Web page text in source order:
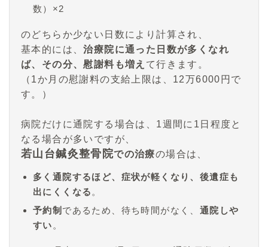
数）×2
のどちらか少ない日数により計算され、
基本的には、治療院に通った日数が多くなれ
ば、その分、慰謝料も増え て行きます。
（1か月の慰謝料の支給上限は、12万6000円で
す。）
病院だけに通院する場合は、1週間に1日程度と
なる場合が多いですが、
若山台鍼灸整骨院での治療の場合は、
多く通院するほど、症状が軽くなり、後遺症も
出にくくなる。
予約制 であるため、待ち時間がなく、 通院しや
すい。